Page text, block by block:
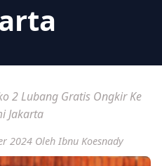
2 Lubang Gratis Ongkir Ke
Jakarta
2024 Oleh Ibnu Koesnady